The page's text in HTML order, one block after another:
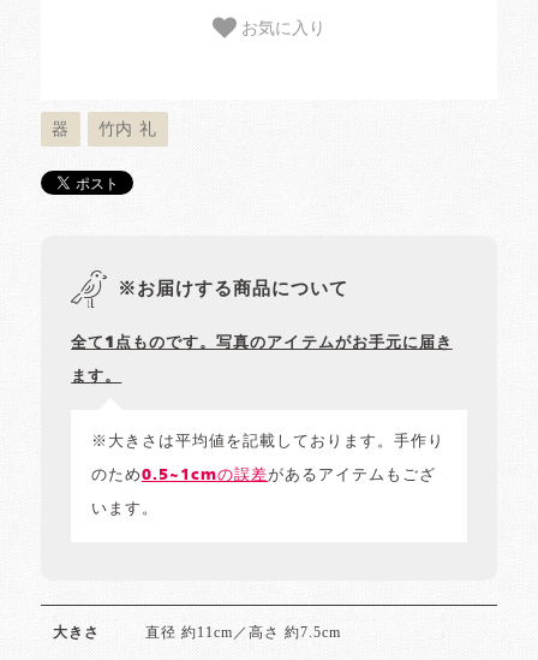
お気に入り
器 竹内 礼
※お届けする商品について
全て1点ものです。写真のアイテムがお手元に届き
ます。
※大きさは平均値を記載しております。手作り
のため0.5~1cmの誤差があるアイテムもござ
います。
大きさ 直径 約11cm／高さ 約7.5cm